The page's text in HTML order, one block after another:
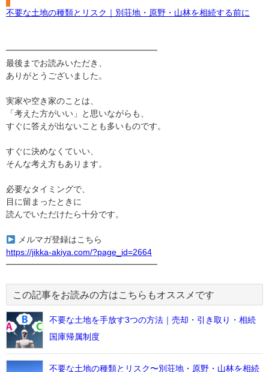
不要な土地の種類とリスク｜別荘地・原野・山林を相続する前に
━━━━━━━━━━━━━━━━━━
最後までお読みいただき、
ありがとうございました。
実家や空き家のことは、
「考えた方がいい」と思いながらも、
すぐに答えが出ないことも多いものです。
すぐに決めなくていい、
そんな考え方もあります。
必要なタイミングで、
目に留まったときに
読んでいただけたら十分です。
メルマガ登録はこちら
https://jikka-akiya.com/?page_id=2664
━━━━━━━━━━━━━━━━━━
この記事をお読みの方はこちらもオススメです
不要な土地を手放す3つの方法｜売却・引き取り・相続
国庫帰属制度
不要な土地の種類とリスク〜別荘地・原野・山林を相続